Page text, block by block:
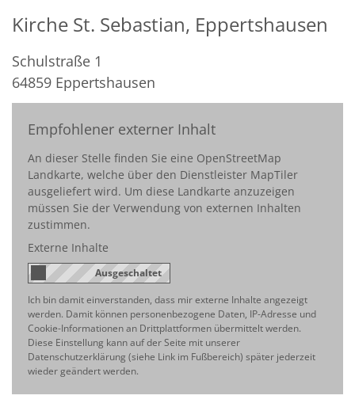
Kirche St. Sebastian, Eppertshausen
Schulstraße 1
64859 Eppertshausen
Empfohlener externer Inhalt
An dieser Stelle finden Sie eine OpenStreetMap
Landkarte, welche über den Dienstleister MapTiler
ausgeliefert wird. Um diese Landkarte anzuzeigen
müssen Sie der Verwendung von externen Inhalten
zustimmen.
Externe Inhalte
Ich bin damit einverstanden, dass mir externe Inhalte angezeigt
werden. Damit können personenbezogene Daten, IP-Adresse und
Cookie-Informationen an Drittplattformen übermittelt werden.
Diese Einstellung kann auf der Seite mit unserer
Datenschutzerklärung (siehe Link im Fußbereich) später jederzeit
wieder geändert werden.